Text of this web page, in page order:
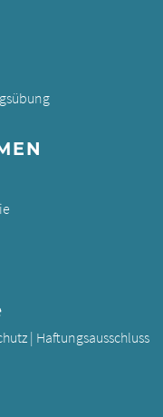
| Haftungsausschluss